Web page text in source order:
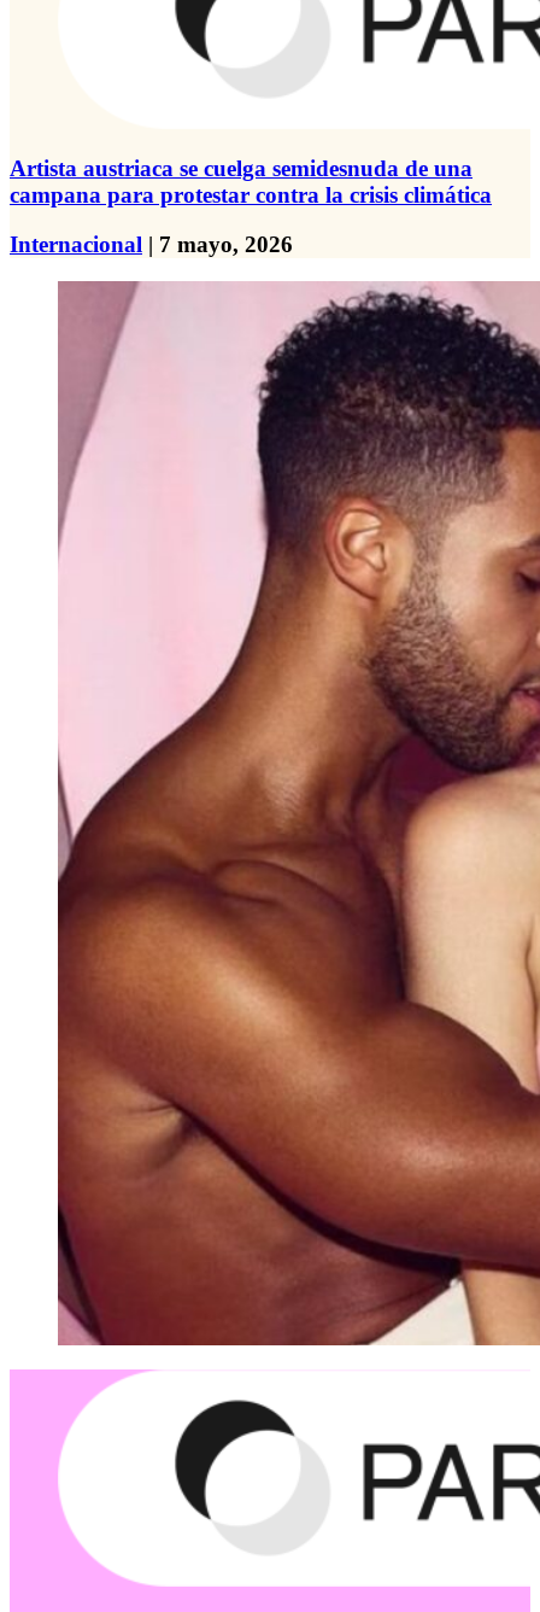
Artista austriaca se cuelga semidesnuda de una
campana para protestar contra la crisis climática
Internacional | 7 mayo, 2026